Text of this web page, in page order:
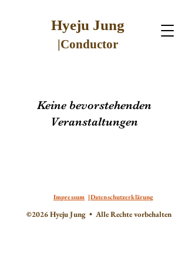
Hyeju Jung
|Conductor
Keine bevorstehenden
Veranstaltungen
Impressum |Datenschutzerklärung
©2026 Hyeju Jung • Alle Rechte vorbehalten